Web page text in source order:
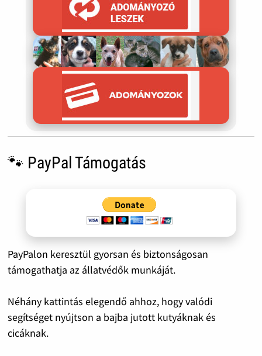
🐾 PayPal Támogatás
PayPalon keresztül gyorsan és biztonságosan
támogathatja az állatvédők munkáját.
Néhány kattintás elegendő ahhoz, hogy valódi
segítséget nyújtson a bajba jutott kutyáknak és
cicáknak.